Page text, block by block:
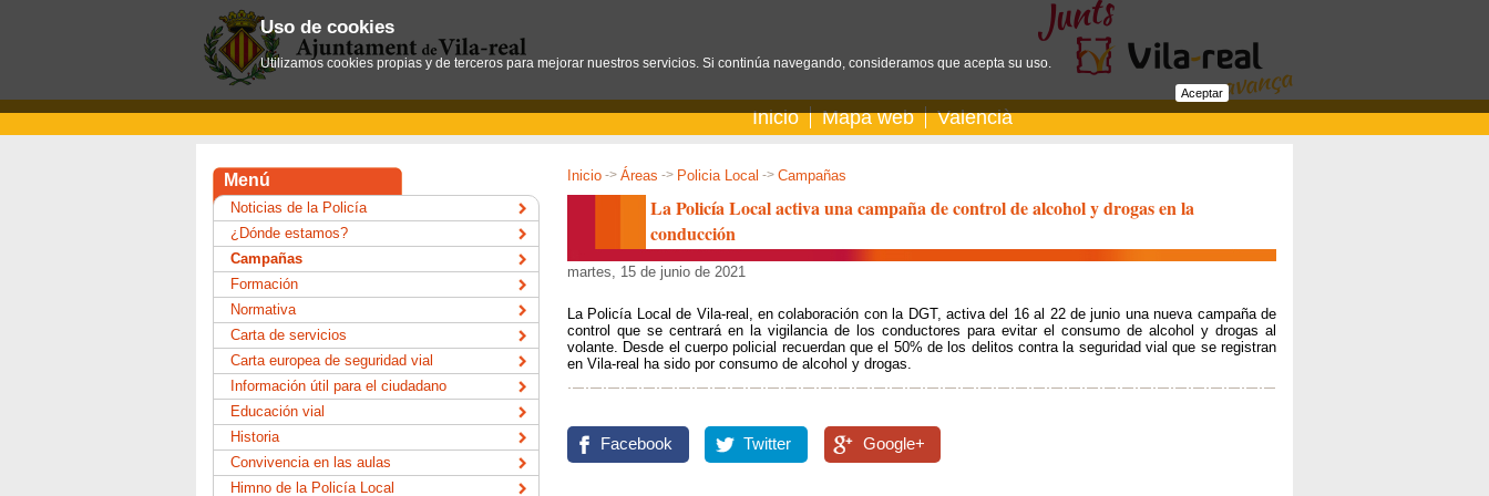
Inicio Mapa web Valencià
Inicio -> Áreas -> Policia Local -> Campañas
La Policía Local activa una campaña de control de alcohol y drogas en la
conducción
martes, 15 de junio de 2021
La Policía Local de Vila-real, en colaboración con la DGT, activa del 16 al 22 de junio una nueva campaña de
control que se centrará en la vigilancia de los conductores para evitar el consumo de alcohol y drogas al
volante. Desde el cuerpo policial recuerdan que el 50% de los delitos contra la seguridad vial que se registran
en Vila-real ha sido por consumo de alcohol y drogas.
Facebook Twitter Google+
Menú
Noticias de la Policía
¿Dónde estamos?
Campañas
Formación
Normativa
Carta de servicios
Carta europea de seguridad vial
Información útil para el ciudadano
Educación vial
Historia
Convivencia en las aulas
Himno de la Policía Local
Uso de cookies
Utilizamos cookies propias y de terceros para mejorar nuestros servicios. Si continúa navegando, consideramos que acepta su uso.
Aceptar